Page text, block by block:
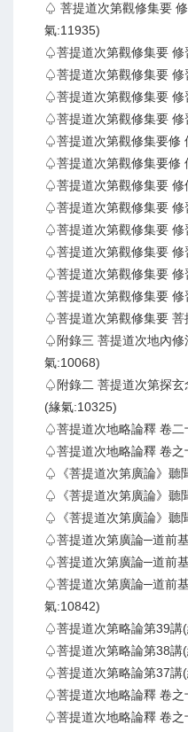
♤ 菩提道次第觀修集要
氣:11935)
♤菩提道次第觀修集要
♤菩提道次第觀修集要
♤菩提道次第觀修集要 修
♤菩提道次第觀修集要 修
♤菩提道次第觀修集要修
♤菩提道次第觀修集要修
♤菩提道次第觀修集要
♤菩提道次第觀修集要
♤菩提道次第觀修集要
♤菩提道次第觀修集要
♤菩提道次第觀修集要 修
♤菩提道次第觀修集要
♤菩提道次第觀修集要
♤附錄三 菩提道次地內修
氣:10068)
♤附錄二 菩提道次第探玄
(緣氣:10325)
♤菩提道次地略論釋 卷
♤菩提道次地略論釋 卷之
♤《菩提道次第廣論》聽
♤《菩提道次第廣論》聽
♤《菩提道次第廣論》聽
♤菩提道次第廣論─道前
♤菩提道次第廣論─道前
♤菩提道次第廣論─道前
氣:10842)
♤菩提道次第略論第39講
♤菩提道次第略論第38講
♤菩提道次第略論第37講
♤菩提道次地略論釋 卷之
♤菩提道次地略論釋 卷之